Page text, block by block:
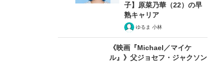
子】原菜乃華（22）の早
熟キャリア
ゆるま 小林
《映画『Michael／マイケ
ル』》父ジョセフ・ジャクソン